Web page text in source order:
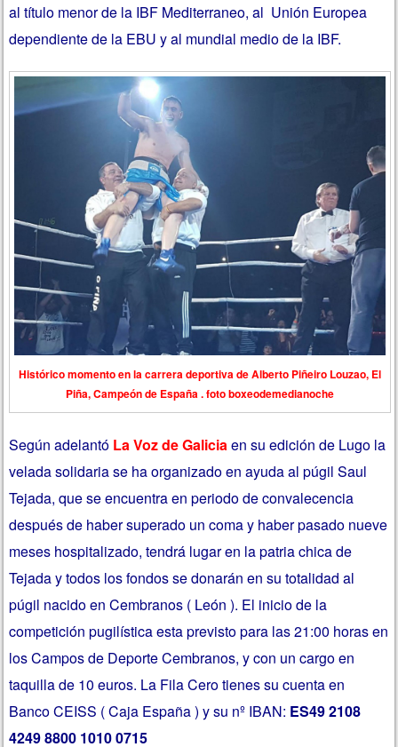
al título menor de la IBF Mediterraneo, al Unión Europea
dependiente de la EBU y al mundial medio de la IBF.
Histórico momento en la carrera deportiva de Alberto Piñeiro Louzao, El
Piña, Campeón de España . foto boxeodemedianoche
Según adelantó La Voz de Galiciaen su edición de Lugo la
velada solidaria se ha organizado en ayuda al púgil Saul
Tejada, que se encuentra en periodo de convalecencia
después de haber superado un coma y haber pasado nueve
meses hospitalizado, tendrá lugar en la patria chica de
Tejada y todos los fondos se donarán en su totalidad al
púgil nacido en Cembranos ( León ). El inicio de la
competición pugilística esta previsto para las 21:00 horas en
los Campos de Deporte Cembranos, y con un cargo en
taquilla de 10 euros. La Fila Cero tienes su cuenta en
Banco CEISS ( Caja España ) y su nº IBAN: ES49 2108
4249 8800 1010 0715